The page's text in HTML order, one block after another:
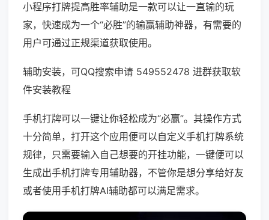
小程序打牌提高胜率辅助是一款可以让一直输的玩
家，快速成为一个“必胜”的输赢辅助神器，有需要的
用户可通过正规渠道获取使用。
辅助安装，可QQ搜索申请 549552478 进群获取软
件安装教程
手机打牌可以一键让你轻松成为“必赢”。其操作方式
十分简单，打开这个应用便可以自定义手机打牌系统
规律，只需要输入自己想要的开挂功能，一键便可以
生成出手机打牌专用辅助器，不管你是想分享给好友
或者使用手机打牌AI辅助都可以满足需求。